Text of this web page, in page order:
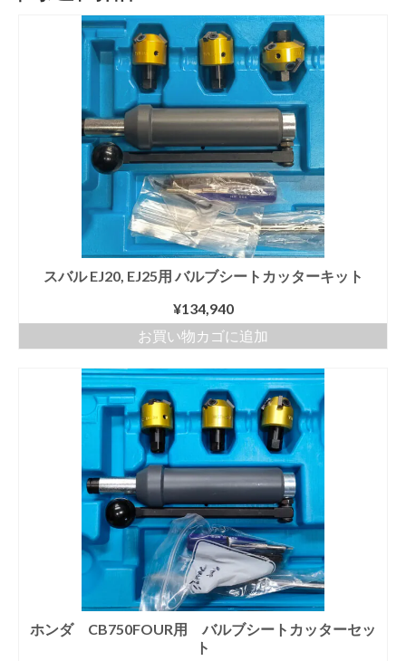
スバル EJ20, EJ25用 バルブシートカッターキット
¥134,940
お買い物カゴに追加
ホンダ CB750FOUR用 バルブシートカッターセッ
ト